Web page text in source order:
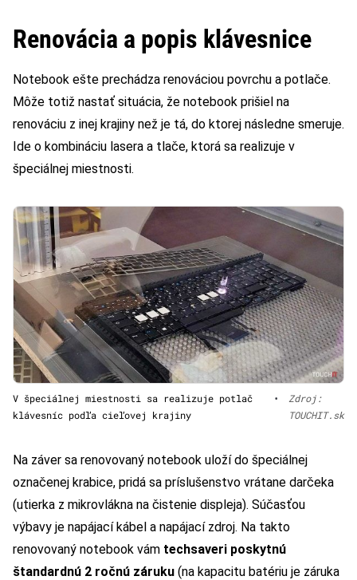
Renovácia a popis klávesnice
Notebook ešte prechádza renováciou povrchu a potlače.
Môže totiž nastať situácia, že notebook prišiel na
renováciu z inej krajiny než je tá, do ktorej následne smeruje.
Ide o kombináciu lasera a tlače, ktorá sa realizuje v
špeciálnej miestnosti.
V špeciálnej miestnosti sa realizuje potlač
klávesníc podľa cieľovej krajiny
•
Zdroj:
TOUCHIT.sk
Na záver sa renovovaný notebook uloží do špeciálnej
označenej krabice, pridá sa príslušenstvo vrátane darčeka
(utierka z mikrovlákna na čistenie displeja). Súčasťou
výbavy je napájací kábel a napájací zdroj. Na takto
renovovaný notebook vám techsaveri poskytnú
štandardnú 2 ročnú záruku (na kapacitu batériu je záruka